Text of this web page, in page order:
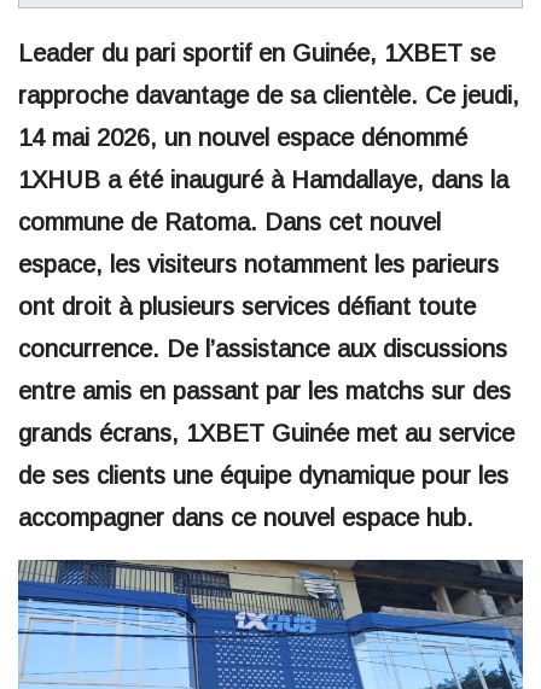
Leader du pari sportif en Guinée, 1XBET se
rapproche davantage de sa clientèle. Ce jeudi,
14 mai 2026, un nouvel espace dénommé
1XHUB a été inauguré à Hamdallaye, dans la
commune de Ratoma. Dans cet nouvel
espace, les visiteurs notamment les parieurs
ont droit à plusieurs services défiant toute
concurrence. De l’assistance aux discussions
entre amis en passant par les matchs sur des
grands écrans, 1XBET Guinée met au service
de ses clients une équipe dynamique pour les
accompagner dans ce nouvel espace hub.